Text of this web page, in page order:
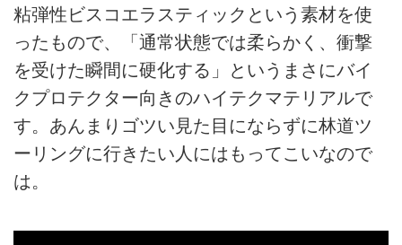
粘弾性ビスコエラスティックという素材を使
ったもので、「通常状態では柔らかく、衝撃
を受けた瞬間に硬化する」というまさにバイ
クプロテクター向きのハイテクマテリアルで
す。あんまりゴツい見た目にならずに林道ツ
ーリングに行きたい人にはもってこいなので
は。